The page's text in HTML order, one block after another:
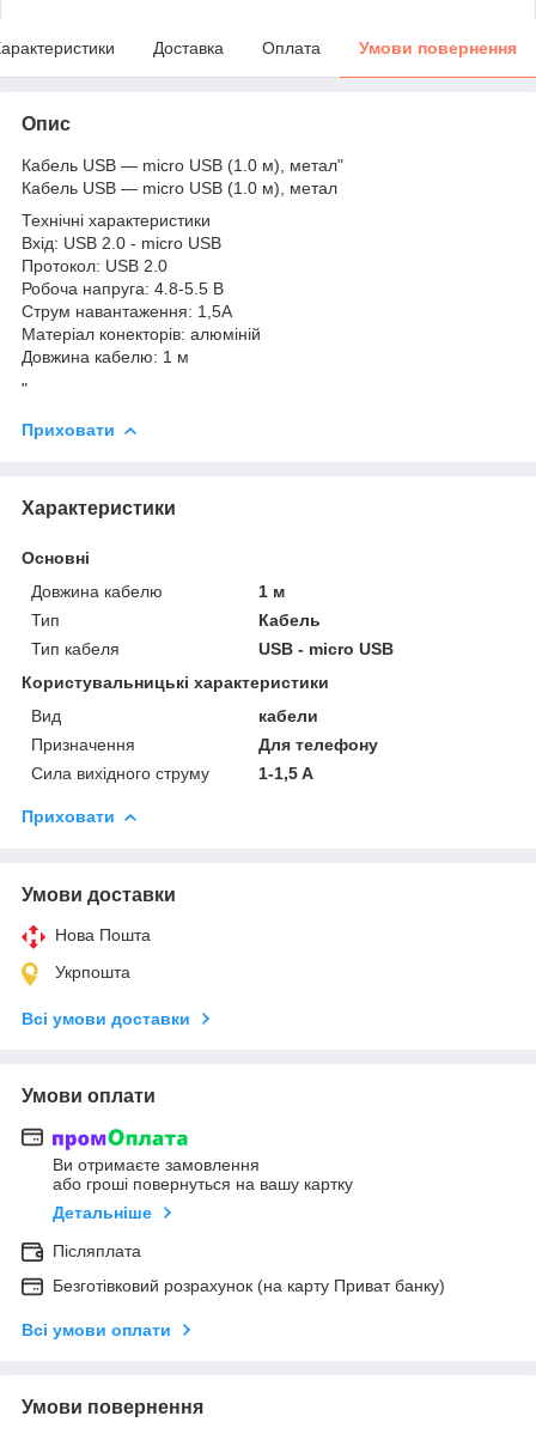
Доставка Оплата Умови повернення
Опис
Кабель USB — micro USB (1.0 м), метал"
Кабель USB — micro USB (1.0 м), метал
Технічні характеристики
Вхід: USB 2.0 - micro USB
Протокол: USB 2.0
Робоча напруга: 4.8-5.5 В
Струм навантаження: 1,5A
Матеріал конекторів: алюміній
Довжина кабелю: 1 м
"
Приховати
Характеристики
Основні
Довжина кабелю
1 м
Тип
Кабель
Тип кабеля
USB - micro USB
Користувальницькі характеристики
Вид
кабели
Призначення
Для телефону
Сила вихідного струму
1-1,5 A
Приховати
Умови доставки
Нова Пошта
Укрпошта
Всі умови доставки
Умови оплати
Ви отримаєте замовлення
або гроші повернуться на вашу картку
Детальніше
Післяплата
Безготівковий розрахунок (на карту Приват банку)
Всі умови оплати
Умови повернення